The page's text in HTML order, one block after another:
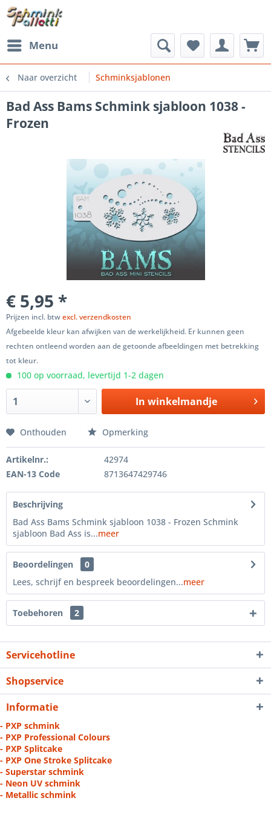
Menu
Naar overzicht Schminksjablonen
Bad Ass Bams Schmink sjabloon 1038 -
Frozen
€ 5,95 *
Prijzen incl. btwexcl. verzendkosten
Afgebeelde kleur kan afwijken van de werkelijkheid. Er kunnen geen
rechten ontleend worden aan de getoonde afbeeldingen met betrekking
tot kleur.
100 op voorraad, levertijd 1-2 dagen
In winkelmandje
Onthouden Opmerking
Artikelnr.:
42974
EAN-13 Code
8713647429746
Beschrijving
Bad Ass Bams Schmink sjabloon 1038 - Frozen Schmink
sjabloon Bad Ass is...meer
Beoordelingen
0
Lees, schrijf en bespreek beoordelingen...meer
Toebehoren 2
Servicehotline
Shopservice
Informatie
- PXP schmink
- PXP Professional Colours
- PXP Splitcake
- PXP One Stroke Splitcake
- Superstar schmink
- Neon UV schmink
- Metallic schmink